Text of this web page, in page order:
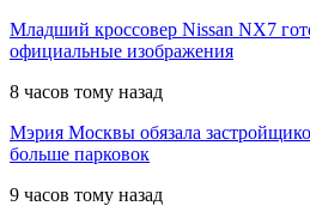
Младший кроссовер Nissan NX7
официальные изображения
8 часов тому назад
Мэрия Москвы обязала
больше парковок
9 часов тому назад